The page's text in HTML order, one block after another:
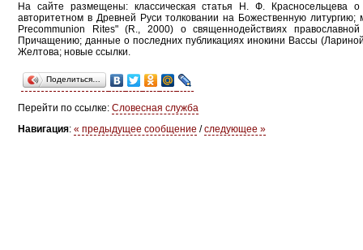
На сайте размещены: классическая статья Н. Ф. Красносельцева
авторитетном в Древней Руси толковании на Божественную
Precommunion Rites" (R., 2000) о священнодействиях
Причащению; данные о последних публикациях инокини Вассы
Желтова; новые ссылки.
Поделиться…
Перейти по ссылке: Словесная служба
Навигация: « предыдущее сообщение /следующее »